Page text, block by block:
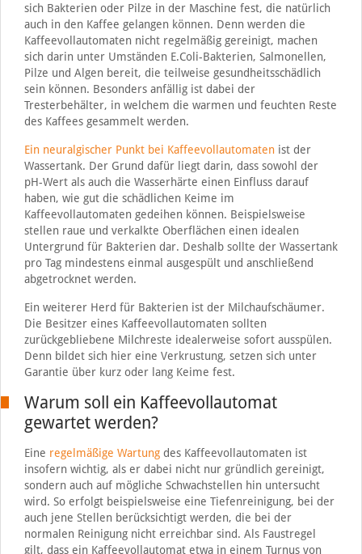
sich Bakterien oder Pilze in der Maschine fest, die natürlich
auch in den Kaffee gelangen können. Denn werden die
Kaffeevollautomaten nicht regelmäßig gereinigt, machen
sich darin unter Umständen E.Coli-Bakterien, Salmonellen,
Pilze und Algen bereit, die teilweise gesundheitsschädlich
sein können. Besonders anfällig ist dabei der
Tresterbehälter, in welchem die warmen und feuchten Reste
des Kaffees gesammelt werden.
Ein neuralgischer Punkt bei Kaffeevollautomatenist der
Wassertank. Der Grund dafür liegt darin, dass sowohl der
pH-Wert als auch die Wasserhärte einen Einfluss darauf
haben, wie gut die schädlichen Keime im
Kaffeevollautomaten gedeihen können. Beispielsweise
stellen raue und verkalkte Oberflächen einen idealen
Untergrund für Bakterien dar. Deshalb sollte der Wassertank
pro Tag mindestens einmal ausgespült und anschließend
abgetrocknet werden.
Ein weiterer Herd für Bakterien ist der Milchaufschäumer.
Die Besitzer eines Kaffeevollautomaten sollten
zurückgebliebene Milchreste idealerweise sofort ausspülen.
Denn bildet sich hier eine Verkrustung, setzen sich unter
Garantie über kurz oder lang Keime fest.
Warum soll ein Kaffeevollautomat
gewartet werden?
Eine regelmäßige Wartungdes Kaffeevollautomaten ist
insofern wichtig, als er dabei nicht nur gründlich gereinigt,
sondern auch auf mögliche Schwachstellen hin untersucht
wird. So erfolgt beispielsweise eine Tiefenreinigung, bei der
auch jene Stellen berücksichtigt werden, die bei der
normalen Reinigung nicht erreichbar sind. Als Faustregel
gilt, dass ein Kaffeevollautomat etwa in einem Turnus von